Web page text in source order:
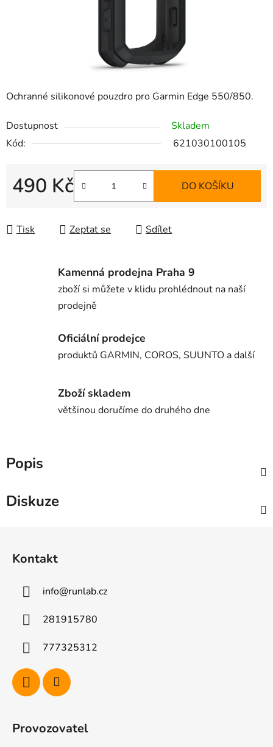
Ochranné silikonové pouzdro pro Garmin Edge 550/850.
Dostupnost
Skladem
Kód:
621030100105
490 Kč DO KOŠÍKU
Tisk Zeptat se Sdílet
Kamenná prodejna Praha 9
zboží si můžete v klidu prohlédnout na naší
prodejně
Oficiální prodejce
produktů GARMIN, COROS, SUUNTO a další
Zboží skladem
většinou doručíme do druhého dne
Popis
Diskuze
Kontakt
info@runlab.cz
281915780
777325312
Provozovatel